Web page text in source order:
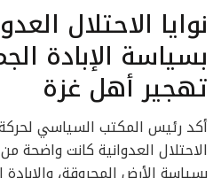
نوايا الاحتلال
بسياسة الإبادة
تهجير أهل غزة
أكد رئيس المكتب السياسي
الاحتلال العدوانية كانت واضحة